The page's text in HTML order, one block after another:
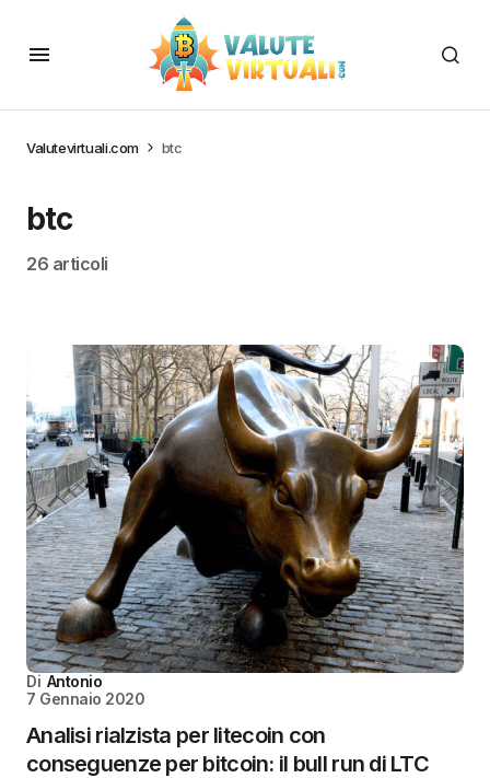
Valutevirtuali.com btc
btc
26 articoli
Di Antonio
7 Gennaio 2020
Analisi rialzista per litecoin con
conseguenze per bitcoin: il bull run di LTC